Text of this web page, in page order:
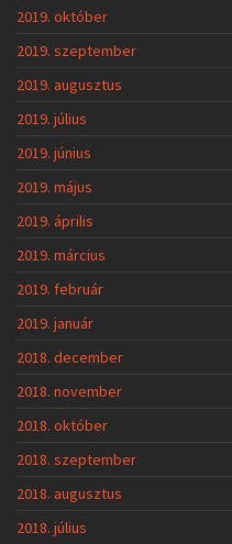
2019. október
2019. szeptember
2019. augusztus
2019. július
2019. június
2019. május
2019. április
2019. március
2019. február
2019. január
2018. december
2018. november
2018. október
2018. szeptember
2018. augusztus
2018. július